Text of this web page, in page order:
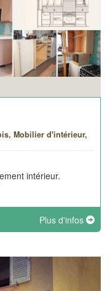
Mobilier d'intérieur,
intérieur.
Plus d'infos